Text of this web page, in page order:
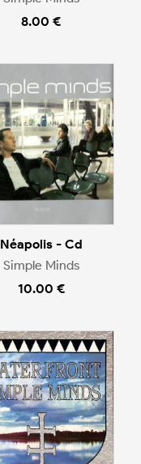
8.00 €
Néapolis - Cd
Simple Minds
10.00 €